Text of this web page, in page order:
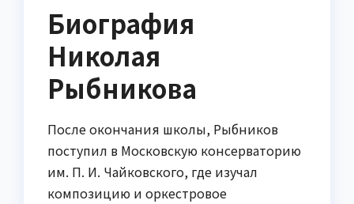
Биография
Николая
Рыбникова
После окончания школы, Рыбников
поступил в Московскую консерваторию
им. П. И. Чайковского, где изучал
композицию и оркестровое